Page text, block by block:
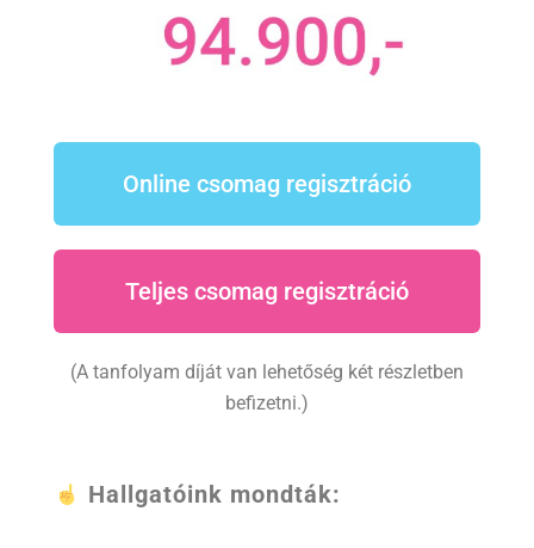
Online csomag regisztráció
Teljes csomag regisztráció
(A tanfolyam díját van lehetőség két részletben
befizetni.)
Hallgatóink mondták: